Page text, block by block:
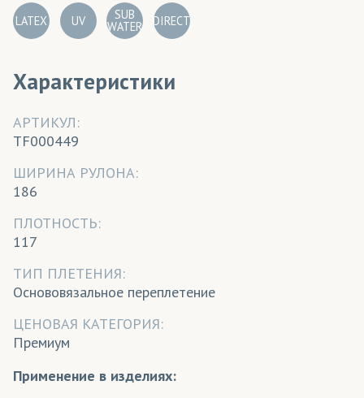
LATEX UV SUB
WATER DIRECT
Характеристики
АРТИКУЛ:
TF000449
ШИРИНА РУЛОНА:
186
ПЛОТНОСТЬ:
117
ТИП ПЛЕТЕНИЯ:
Основовязальное переплетение
ЦЕНОВАЯ КАТЕГОРИЯ:
Премиум
Применение в изделиях: